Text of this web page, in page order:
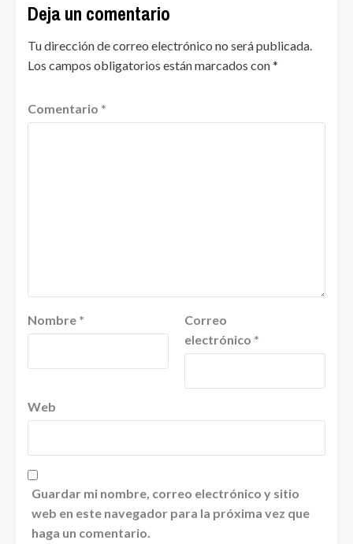
Deja un comentario
Tu dirección de correo electrónico no será publicada.
Los campos obligatorios están marcados con*
Comentario *
Nombre *
Correo
electrónico *
Web
Guardar mi nombre, correo electrónico y sitio
web en este navegador para la próxima vez que
haga un comentario.